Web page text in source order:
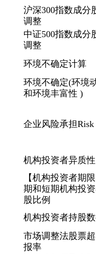
沪深300指数成分
调整
中证500指数成分
调整
环境不确定计算
环境不确定(环境
和环境丰富性 )
企业风险承担Risk
机构投资者异质性
【机构投资者期
期和短期机构投
股比例
机构投资者持股
市场调整法股票
报率